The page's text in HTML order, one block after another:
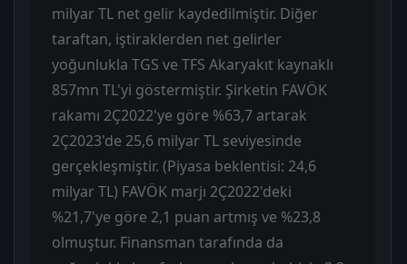
milyar TL net gelir kaydedilmiştir. Diğer
taraftan, iştiraklerden net gelirler
yoğunlukla TGS ve TFS Akaryakıt kaynaklı
857mn TL'yi göstermiştir. Şirketin FAVÖK
rakamı 2Ç2022'ye göre %63,7 artarak
2Ç2023'de 25,6 milyar TL seviyesinde
gerçekleşmiştir. (Piyasa beklentisi: 24,6
milyar TL) FAVÖK marjı 2Ç2022'deki
%21,7'ye göre 2,1 puan artmış ve %23,8
olmuştur. Finansman tarafında da